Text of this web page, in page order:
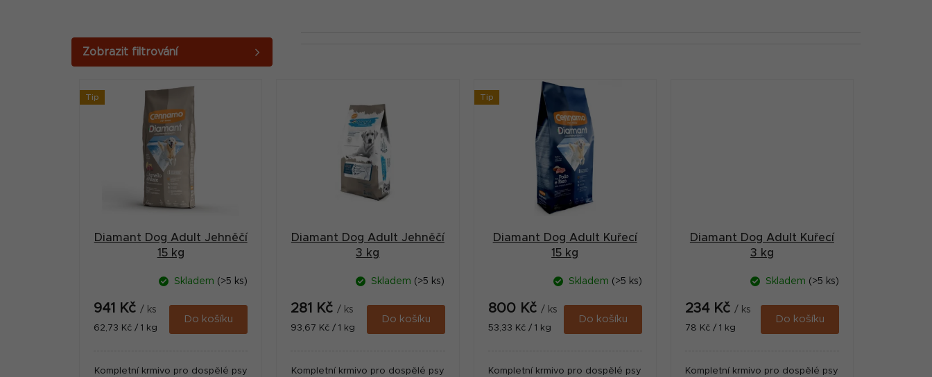
o
ý Tip
Diamant Dog Adult Jehněčí
15 kg
Skladem (>5 ks)
941 Kč / ks
Měrná
62,73 Kč / 1 kg
Do košíku
Kompletní krmivo pro dospělé psy
Diamant Dog Adult Jehněčí
3 kg
Skladem (>5 ks)
281 Kč/ ks
Měrná
93,67 Kč / 1 kg
Do košíku
Kompletní krmivo pro dospělé psy
Tip
Diamant Dog Adult Kuřecí
15 kg
Skladem (>5 ks)
800 Kč / ks
Měrná
53,33 Kč / 1 kg
Do košíku
Kompletní krmivo pro dospělé psy
Diamant Dog Adult Kuřecí
3 kg
Skladem (>5 ks)
234 Kč / ks
Měrná
78 Kč / 1 kg
Do košíku
Kompletní krmivo pro dospělé psy